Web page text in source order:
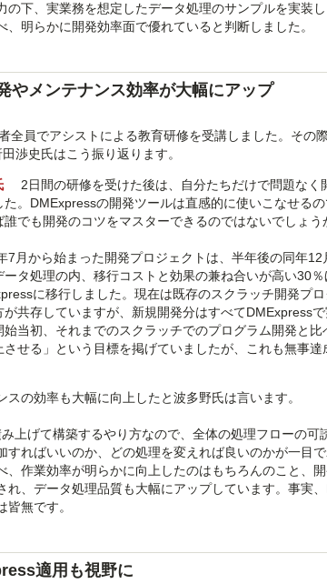
の下、実業務を想定したデータ処理のサンプルを実装
明らかに開発効率面で優れていると判断しました。
やメンテナンス効率が大幅にアップ
全員でアシストによる教育研修を受講しました。その
渉史氏はこう振り返ります。
2日間の研修を受けた後は、自分たちだけで問題なく
た。DMExpressの開発ツールは直感的に使いこなせる
誰でも開発のコツをマスターできるのではないでしょう
7月から始まった開発プロジェクトは、半年後の同年
ータ処理の内、移行コストと効果の兼ね合いが高い30
に移行しました。現在は既存のスクラッチ開発プ
が共存していますが、新規開発分はすべてDMExpressで
始当初、それまでのスクラッチでのプログラム開発と
させる」という目標を掲げていましたが、これも無事達
の効率も大幅に向上したと波多野氏は言います。
上げて構築するやり方なので、全体の処理フローの可
すればいいのか、どの処理を変えれば良いのかが一目
作業効率が明らかに向上したのはもちろんのこと、
、データ処理品質も大幅にアップしています。事実、
無です。
適用も視野に